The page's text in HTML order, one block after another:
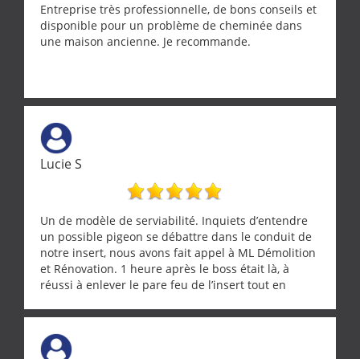
Entreprise très professionnelle, de bons conseils et
disponible pour un problème de cheminée dans
une maison ancienne. Je recommande.
Lucie S
Un de modèle de serviabilité. Inquiets d’entendre
un possible pigeon se débattre dans le conduit de
notre insert, nous avons fait appel à ML Démolition
et Rénovation. 1 heure après le boss était là, à
réussi à enlever le pare feu de l’insert tout en
tourterelle et s’est ensuite patiemment occupé de
l’oiseau jusqu’à ce qu’il reprenne ses esprits et
puisse s’envoler. Après quoi il a procédé au